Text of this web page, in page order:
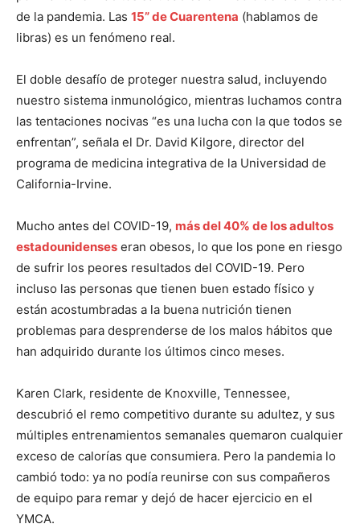
de la pandemia. Las 15” de Cuarentena (hablamos de
libras) es un fenómeno real.
El doble desafío de proteger nuestra salud, incluyendo
nuestro sistema inmunológico, mientras luchamos contra
las tentaciones nocivas “es una lucha con la que todos se
enfrentan”, señala el Dr. David Kilgore, director del
programa de medicina integrativa de la Universidad de
California-Irvine.
Mucho antes del COVID-19, más del 40% de los adultos
estadounidenses eran obesos, lo que los pone en riesgo
de sufrir los peores resultados del COVID-19. Pero
incluso las personas que tienen buen estado físico y
están acostumbradas a la buena nutrición tienen
problemas para desprenderse de los malos hábitos que
han adquirido durante los últimos cinco meses.
Karen Clark, residente de Knoxville, Tennessee,
descubrió el remo competitivo durante su adultez, y sus
múltiples entrenamientos semanales quemaron cualquier
exceso de calorías que consumiera. Pero la pandemia lo
cambió todo: ya no podía reunirse con sus compañeros
de equipo para remar y dejó de hacer ejercicio en el
YMCA.